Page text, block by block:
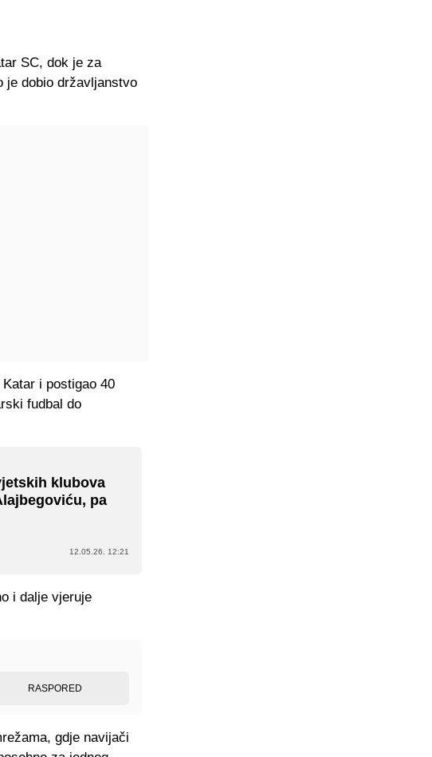
SC, dok je za
je dobio državljanstvo
i postigao 40
fudbal do
klubova
pa
12.05.26. 12:21
i dalje vjeruje
RASPORED
gdje navijači